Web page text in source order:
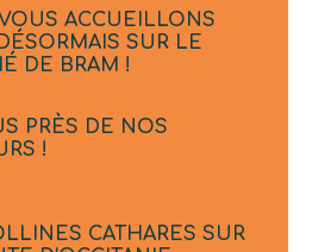
ACCUEILLONS
SUR LE
DE BRAM !
PRÈS DE NOS
!
CATHARES SUR